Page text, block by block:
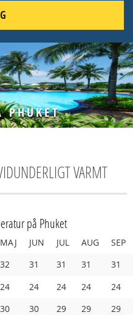
PHUKET
VARMT
på Phuket
MAJ JUN JUL AUG
SEP
32 31 31 31
31
24 24 24 24
24
30 30 29 29 29